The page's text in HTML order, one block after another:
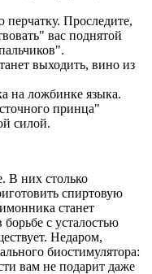
Проследите,
вас поднятой
выходить, вино из
на ложбинке языка.
принца"
силой.
В них столько
спиртовую
станет
с усталостью
Недаром,
биостимулятора:
вам не подарит даже